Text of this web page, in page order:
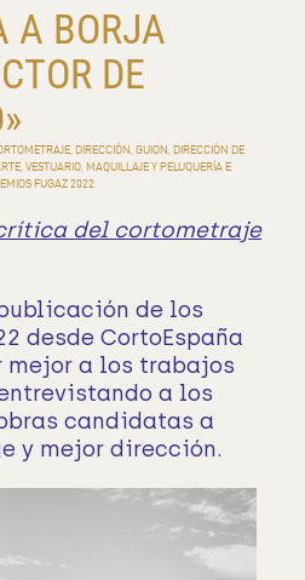
A BORJA
DE
DIRECCIÓN, GUION, DIRECCIÓN DE
VESTUARIO, MAQUILLAJE Y PELUQUERÍA E
FUGAZ 2022
del cortometraje
de los
desde CortoEspaña
mejor a los trabajos
a los
candidatas a
y mejor dirección.